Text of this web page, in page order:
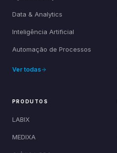
Data & Analytics
Inteligência Artificial
Automação de Processos
Ver todas
PRODUTOS
LABIX
MEDIXA